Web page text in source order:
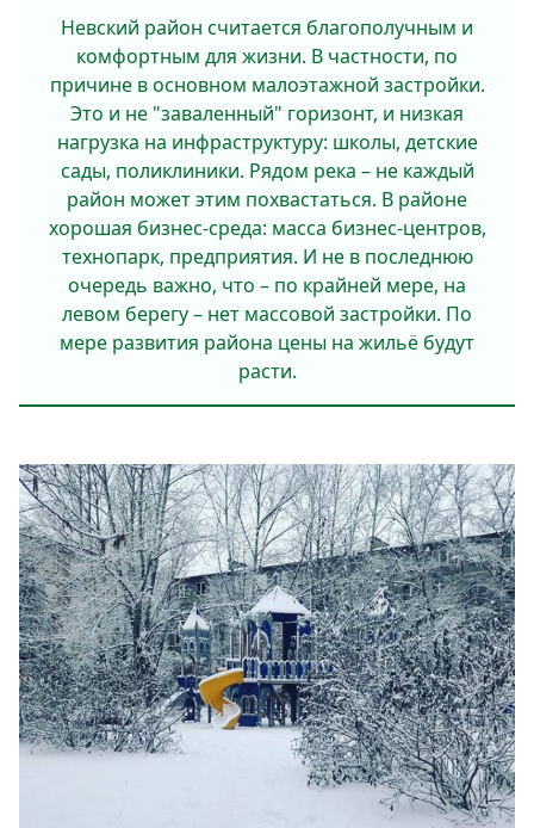
Невский район считается благополучным и
комфортным для жизни. В частности, по
причине в основном малоэтажной застройки.
Это и не "заваленный" горизонт, и низкая
нагрузка на инфраструктуру: школы, детские
сады, поликлиники. Рядом река – не каждый
район может этим похвастаться. В районе
хорошая бизнес-среда: масса бизнес-центров,
технопарк, предприятия. И не в последнюю
очередь важно, что – по крайней мере, на
левом берегу – нет массовой застройки. По
мере развития района цены на жильё будут
расти.